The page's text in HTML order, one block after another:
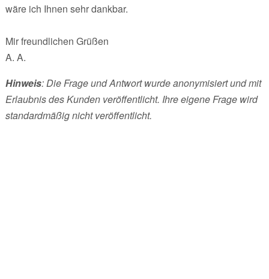
wäre ich Ihnen sehr dankbar.
Mir freundlichen Grüßen
A. A.
Hinweis: Die Frage und Antwort wurde anonymisiert und mit
Erlaubnis des Kunden veröffentlicht. Ihre eigene Frage wird
standardmäßig nicht veröffentlicht.